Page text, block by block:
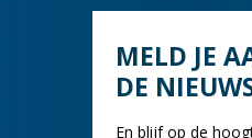
MELD JE
DE
En blijf op de